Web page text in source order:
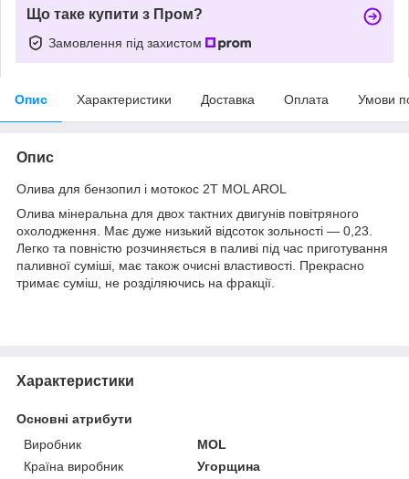
Що таке купити з Пром?
Замовлення під захистом
Опис Характеристики Доставка Оплата Умови
Опис
Олива для бензопил і мотокос 2Т MOL AROL
Олива мінеральна для двох тактних двигунів повітряного
охолодження. Має дуже низький відсоток зольності — 0,23.
Легко та повністю розчиняється в паливі під час приготування
паливної суміші, має також очисні властивості. Прекрасно
тримає суміш, не розділяючись на фракції.
Характеристики
Основні атрибути
Виробник
MOL
Країна виробник
Угорщина